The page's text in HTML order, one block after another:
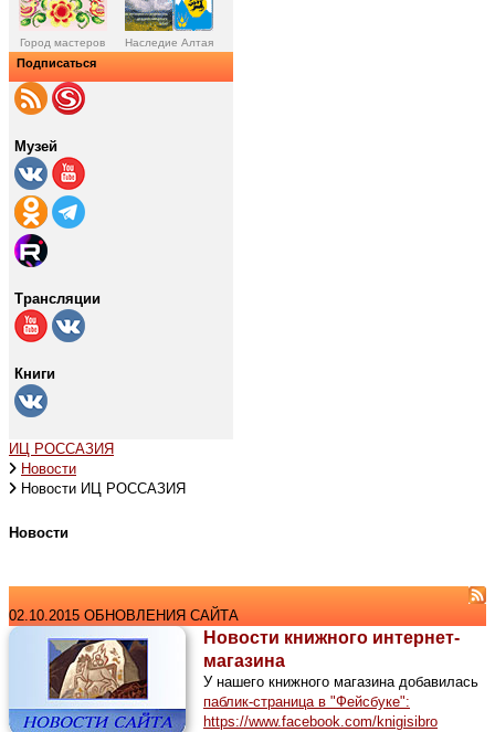
Город мастеров Наследие Алтая
Подписаться
Музей
Трансляции
Книги
ИЦ РОССАЗИЯ
Новости
Новости ИЦ РОССАЗИЯ
Новости
02.10.2015 ОБНОВЛЕНИЯ САЙТА
Новости книжного интернет-
магазина
У нашего книжного магазина добавилась
паблик-страница в "Фейсбуке":
https://www.facebook.com/knigisibro